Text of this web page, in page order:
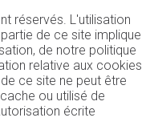
réservés. L'utilisation
de ce site implique
de notre politique
relative aux cookies
ce site ne peut être
ou utilisé de
écrite